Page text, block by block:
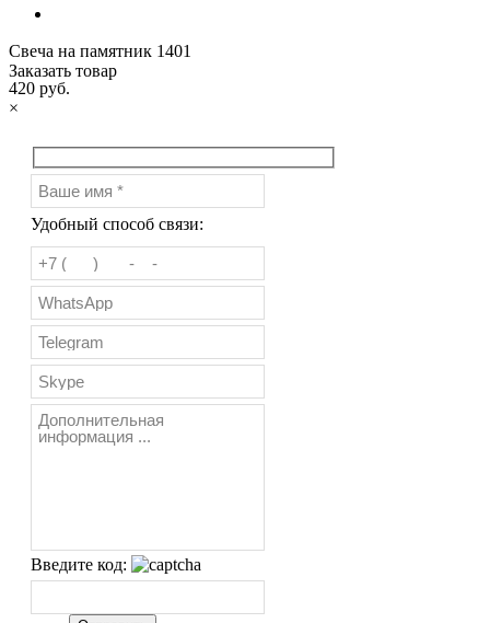
Свеча на памятник 1401
420 руб.
Заказать товар
×
Удобный способ связи:
Введите код: